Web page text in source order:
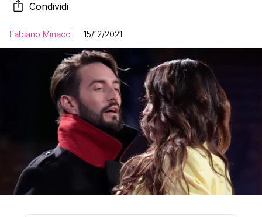
Condividi
Fabiano Minacci 15/12/2021